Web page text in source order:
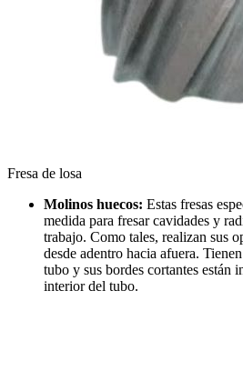
Fresa de losa
Molinos huecos: Estas fresas
medida para fresar cavidades y
trabajo. Como tales, realizan sus
desde adentro hacia afuera.
tubo y sus bordes cortantes están
interior del tubo.